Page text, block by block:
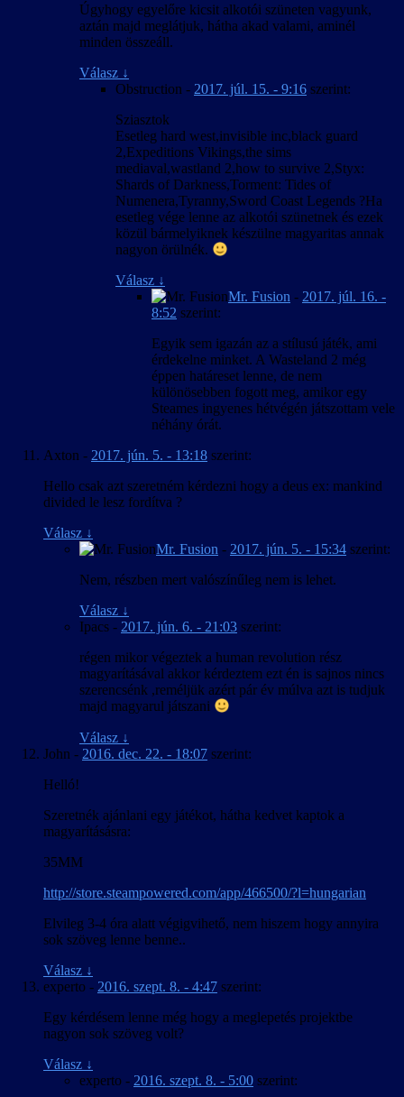
Úgyhogy egyelőre kicsit alkotói szüneten vagyunk,
aztán majd meglátjuk, hátha akad valami, aminél
minden összeáll.
Válasz ↓
Obstruction - 2017. júl. 15. - 9:16 szerint:
Sziasztok
Esetleg hard west,invisible inc,black guard
2,Expeditions Vikings,the sims
mediaval,wastland 2,how to survive 2,Styx:
Shards of Darkness,Torment: Tides of
Numenera,Tyranny,Sword Coast Legends ?Ha
esetleg vége lenne az alkotói szünetnek és ezek
közül bármelyiknek készülne magyaritas annak
nagyon örülnék.
Válasz ↓
Mr. Fusion - 2017. júl. 16. -
8:52 szerint:
Egyik sem igazán az a stílusú játék, ami
érdekelne minket. A Wasteland 2 még
éppen határeset lenne, de nem
különösebben fogott meg, amikor egy
Steames ingyenes hétvégén játszottam vele
néhány órát.
Axton - 2017. jún. 5. - 13:18 szerint:
Hello csak azt szeretném kérdezni hogy a deus ex: mankind
divided le lesz fordítva ?
Válasz ↓
Mr. Fusion - 2017. jún. 5. - 15:34 szerint:
Nem, részben mert valószínűleg nem is lehet.
Válasz ↓
Ipacs - 2017. jún. 6. - 21:03 szerint:
régen mikor végeztek a human revolution rész
magyarításával akkor kérdeztem ezt én is sajnos nincs
szerencsénk ,reméljük azért pár év múlva azt is tudjuk
majd magyarul játszani
Válasz ↓
John - 2016. dec. 22. - 18:07 szerint:
Helló!
Szeretnék ajánlani egy játékot, hátha kedvet kaptok a
magyarításásra:
35MM
http://store.steampowered.com/app/466500/?l=hungarian
Elvileg 3-4 óra alatt végigvihető, nem hiszem hogy annyira
sok szöveg lenne benne..
Válasz ↓
experto - 2016. szept. 8. - 4:47 szerint:
Egy kérdésem lenne még hogy a meglepetés projektbe
nagyon sok szöveg volt?
Válasz ↓
experto - 2016. szept. 8. - 5:00 szerint: